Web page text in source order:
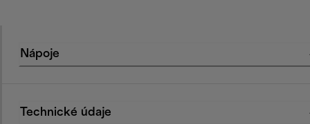
Nápoje
Technické údaje